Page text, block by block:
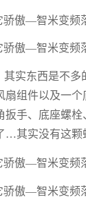
实东西是不
扇组件以及一
手、底座螺
其实没有这颗